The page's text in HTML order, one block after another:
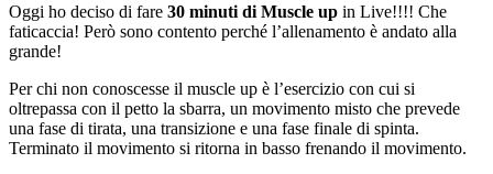
Oggi ho deciso di fare 30 minuti di Muscle up in Live!!!! Che
faticaccia! Però sono contento perché l’allenamento è andato alla
grande!
Per chi non conoscesse il muscle up è l’esercizio con cui si
oltrepassa con il petto la sbarra, un movimento misto che prevede
una fase di tirata, una transizione e una fase finale di spinta.
Terminato il movimento si ritorna in basso frenando il movimento.